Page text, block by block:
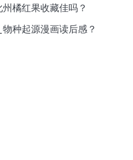
橘红果收藏佳吗？
种起源漫画读后感？